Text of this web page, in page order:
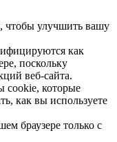
чтобы улучшить вашу
как
поскольку
веб-сайта.
cookie, которые
как вы используете
браузере только с